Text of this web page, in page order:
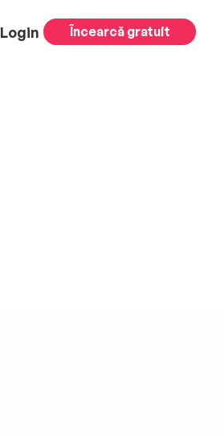
Login Încearcă gratuit